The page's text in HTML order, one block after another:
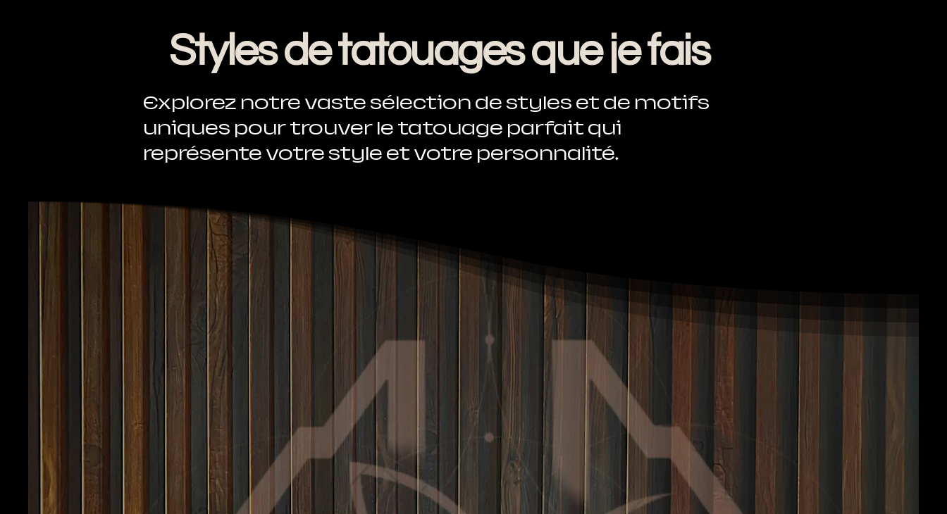
Styles de tatouages que je fais
Explorez notre vaste sélection de styles et de motifs
uniques pour trouver le tatouage parfait qui
représente votre style et votre personnalité.